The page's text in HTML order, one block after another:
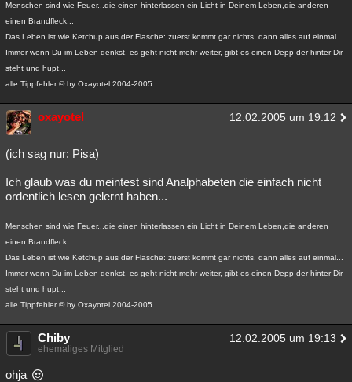
Menschen sind wie Feuer...die einen hinterlassen ein Licht in Deinem Leben,die anderen
einen Brandfleck...
Das Leben ist wie Ketchup aus der Flasche: zuerst kommt gar nichts, dann alles auf einmal...
Immer wenn Du im Leben denkst, es geht nicht mehr weiter, gibt es einen Depp der hinter Dir
steht und hupt...
alle Tippfehler © by Oxayotel 2004-2005
oxayotel 12.02.2005 um 19:12
(ich sag nur: Pisa)
Ich glaub was du meintest sind Analphabeten die einfach nicht
ordentlich lesen gelernt haben...
Menschen sind wie Feuer...die einen hinterlassen ein Licht in Deinem Leben,die anderen
einen Brandfleck...
Das Leben ist wie Ketchup aus der Flasche: zuerst kommt gar nichts, dann alles auf einmal...
Immer wenn Du im Leben denkst, es geht nicht mehr weiter, gibt es einen Depp der hinter Dir
steht und hupt...
alle Tippfehler © by Oxayotel 2004-2005
Chiby 12.02.2005 um 19:13
ehemaliges Mitglied
ohja